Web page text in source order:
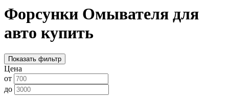
Форсунки Омывателя для
авто купить
Показать фильтр
Цена
от
до